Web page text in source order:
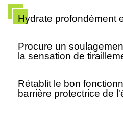
Hydrate profondément
Procure un
la sensation de
Rétablit le bon
barrière protectrice de